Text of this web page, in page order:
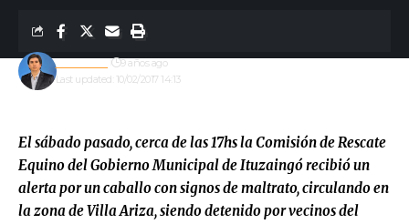
Last updated: 10/02/2017 14:13
Redacción 9 años ago
El sábado pasado, cerca de las 17hs la Comisión de Rescate
Equino del Gobierno Municipal de Ituzaingó recibió un
alerta por un caballo con signos de maltrato, circulando en
la zona de Villa Ariza, siendo detenido por vecinos del